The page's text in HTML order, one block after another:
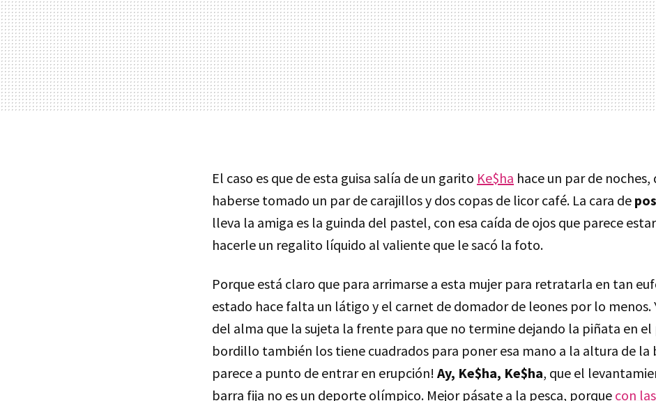
El caso es que de esta guisa salía de un garito Ke$ha hace un par de noches,
haberse tomado un par de carajillos y dos copas de licor café. La cara de
lleva la amiga es la guinda del pastel, con esa caída de ojos que parece
hacerle un regalito líquido al valiente que le sacó la foto.
Porque está claro que para arrimarse a esta mujer para retratarla en tan
estado hace falta un látigo y el carnet de domador de leones por lo menos.
del alma que la sujeta la frente para que no termine dejando la piñata en
bordillo también los tiene cuadrados para poner esa mano a la altura de la
parece a punto de entrar en erupción! Ay, Ke$ha, Ke$ha, que el
barra fija no es un deporte olímpico. Mejor pásate a la pesca, porque con